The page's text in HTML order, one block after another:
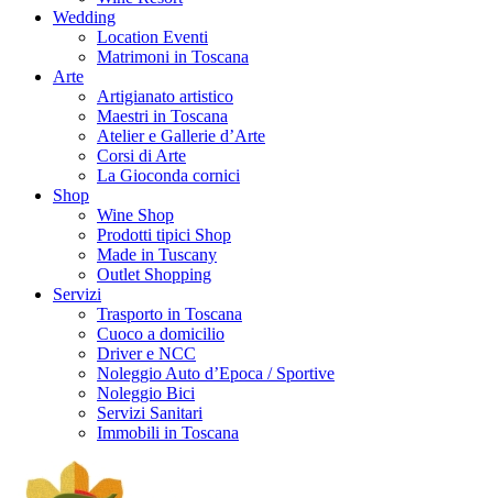
Wedding
Location Eventi
Matrimoni in Toscana
Arte
Artigianato artistico
Maestri in Toscana
Atelier e Gallerie d’Arte
Corsi di Arte
La Gioconda cornici
Shop
Wine Shop
Prodotti tipici Shop
Made in Tuscany
Outlet Shopping
Servizi
Trasporto in Toscana
Cuoco a domicilio
Driver e NCC
Noleggio Auto d’Epoca / Sportive
Noleggio Bici
Servizi Sanitari
Immobili in Toscana